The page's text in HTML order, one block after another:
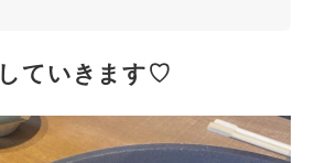
ていきます♡